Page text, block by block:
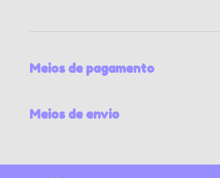
Meios de pagamento
Meios de envio